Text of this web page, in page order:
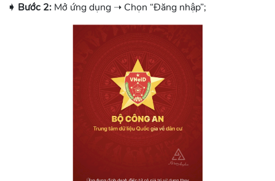
➧ Bước 2: Mở ứng dụng ➝ Chọn “Đăng nhập”;